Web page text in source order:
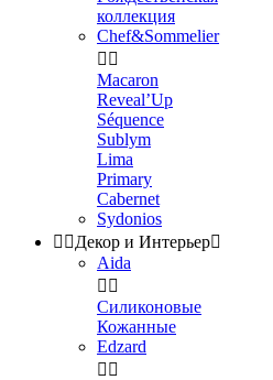
коллекция
Chef&Sommelier
 
Macaron
Reveal’Up
Séquence
Sublym
Lima
Primary
Cabernet
Sydonios
 Декор и Интерьер
Aida
 
Силиконовые
Кожанные
Edzard
 